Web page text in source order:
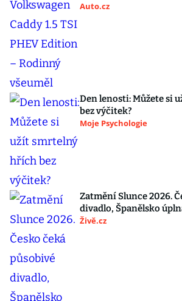
Auto.cz
Den lenosti: Můžete si
bez výčitek?
Moje Psychologie
Zatmění Slunce 2026.
divadlo, Španělsko
Živě.cz